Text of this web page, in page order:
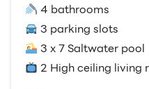
4 bathrooms
3 parking slots
3 x 7 Saltwater pool
2 High ceiling living